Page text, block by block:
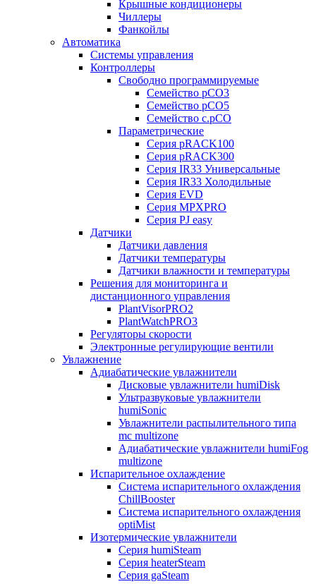
Крышные кондиционеры
Чиллеры
Фанкойлы
Автоматика
Системы управления
Контроллеры
Свободно программируемые
Семейство pCO3
Семейство pCO5
Семейство c.pCO
Параметрические
Серия pRACK100
Серия pRACK300
Серия IR33 Универсальные
Серия IR33 Холодильные
Серия EVD
Серия MPXPRO
Серия PJ easy
Датчики
Датчики давления
Датчики температуры
Датчики влажности и температуры
Решения для мониторинга и
дистанционного управления
PlantVisorPRO2
PlantWatchPRO3
Регуляторы скорости
Электронные регулирующие вентили
Увлажнение
Адиабатические увлажнители
Дисковые увлажнители humiDisk
Ультразвуковые увлажнители
humiSonic
Увлажнители распылительного типа
mc multizone
Адиабатические увлажнители humiFog
multizone
Испарительное охлаждение
Система испарительного охлаждения
ChillBooster
Система испарительного охлаждения
optiMist
Изотермические увлажнители
Серия humiSteam
Серия heaterSteam
Серия gaSteam